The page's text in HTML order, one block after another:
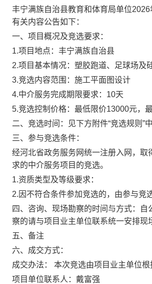
丰宁满族自治县教育和体育局单位
有关内容公告如下：
一、项目概况及竞选要求：
1.项目地点：丰宁满族自治县
2.项目基本情况：塑胶跑道、足球场及
3.竞选内容范围：施工平面图设计
4.中介服务完成期限要求：10天
5.竞选控制价格：最低限价13000元，
二、竞选时间：见下方附件“竞选规则”
三、参与竞选条件：
经河北省政务服务网统一注册入网，
求的中介服务项目的竞选。
1.资质类型及等级要求：
2.因不符合条件参加竞选的，由参与竞
四、咨询、现场勘察的时间与方式：
察的请与项目业主单位联系统一安排现
五、备注
六、成交方式：
成交办法： 本次竞选由项目业主单位
项目单位联系人：戴富强